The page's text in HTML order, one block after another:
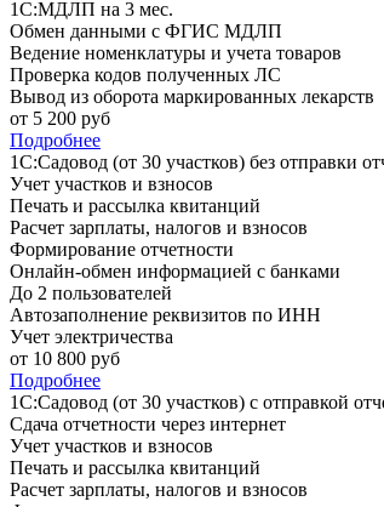
1С:МДЛП на 3 мес.
Обмен данными с ФГИС МДЛП
Ведение номенклатуры и учета товаров
Проверка кодов полученных ЛС
Вывод из оборота маркированных лекарств
от 5 200 руб
Подробнее
1С:Садовод (от 30 участков) без отправки
Учет участков и взносов
Печать и рассылка квитанций
Расчет зарплаты, налогов и взносов
Формирование отчетности
Онлайн-обмен информацией с банками
До 2 пользователей
Автозаполнение реквизитов по ИНН
Учет электричества
от 10 800 руб
Подробнее
1С:Садовод (от 30 участков) с отправкой
Сдача отчетности через интернет
Учет участков и взносов
Печать и рассылка квитанций
Расчет зарплаты, налогов и взносов